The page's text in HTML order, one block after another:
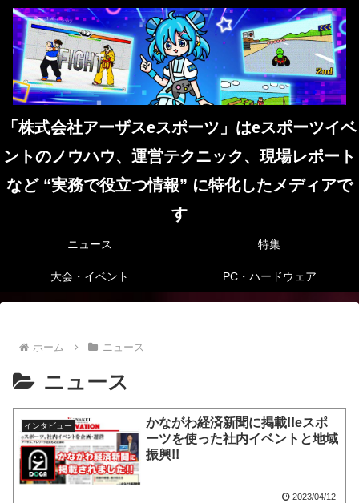
「株式会社アーザスeスポーツ」はeスポーツイベ
ントのノウハウ、運営テクニック、現場レポート
など “実務で役立つ情報” に特化したメディアで
す
ニュース 特集
大会・イベント PC・ハードウェア
ホーム ニュース
ニュース
インタビュー
かながわ経済新聞に掲載!!eスポ
ーツを使った社内イベントと地域
振興!!
2023/04/12